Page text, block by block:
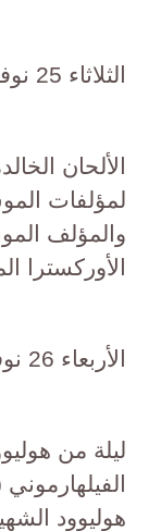
الثلاثاء 25 نوفمبر 2025
الألحان
لمؤلفات
والمؤلف
الأوركسترا
الأربعاء 26 نوفمبر 2025
ليلة من
هوليوود